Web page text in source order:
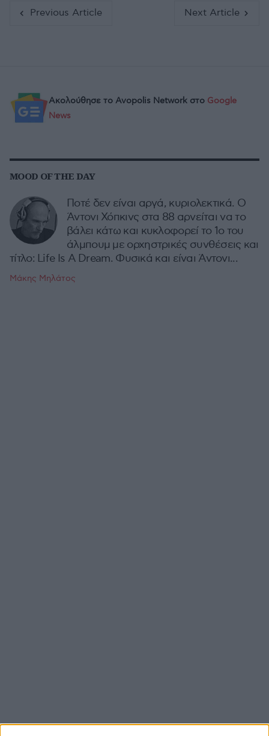
Ακολούθησε το Avopolis Network στο Google
News
MOOD OF THE DAY
Ποτέ δεν είναι αργά, κυριολεκτικά. Ο
Άντονι Χόπκινς στα 88 αρνείται να το
βάλει κάτω και κυκλοφορεί το 1ο του
άλμπουμ με ορχηστρικές συνθέσεις και
τίτλο: Life Is A Dream. Φυσικά και είναι Άντονι...
Μάκης Μηλάτος
Previous Article Next Article